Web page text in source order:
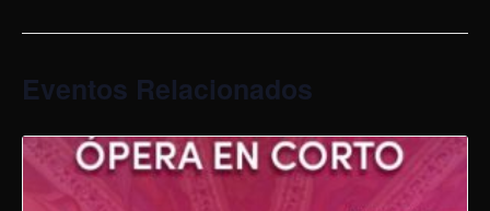
Eventos Relacionados